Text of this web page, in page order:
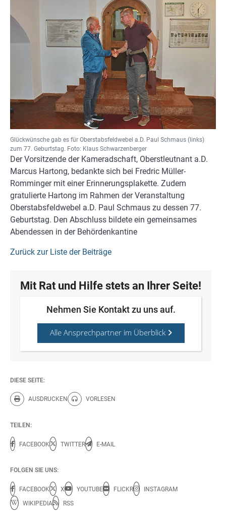
Glückwünsche gab es für Oberstabsfeldwebel a.D. Paul Schmaus (links)
zum 77. Geburtstag. Foto: Klaus Schwarzenberger
Der Vorsitzende der Kameradschaft, Oberstleutnant a.D.
Marcus Hartong, bedankte sich bei Fredric Müller-
Romminger mit einer Erinnerungsplakette. Zudem
gratulierte Hartong im Rahmen der Veranstaltung
Oberstabsfeldwebel a.D. Paul Schmaus zu dessen 77.
Geburtstag. Den Abschluss bildete ein gemeinsames
Abendessen in der Behördenkantine
Zurück zur Liste der Beiträge
Mit Rat und Hilfe stets an Ihrer Seite!
Nehmen Sie Kontakt zu uns auf.
Alle Ansprechpartner im Überblick
DIESE SEITE:
AUSDRUCKEN
Diese Seite drucken.
VORLESEN
Diese Seite vorlesen.
TEILEN:
FACEBOOK TWITTER E-MAIL
FOLGEN SIE UNS:
FACEBOOK X YOUTUBE FLICKR
INSTAGRAM
WIKIPEDIA
RSS